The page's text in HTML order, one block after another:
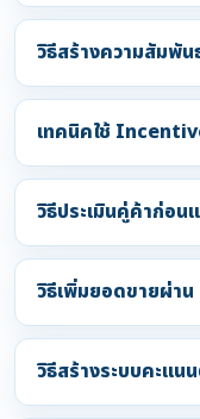
วิธีสร้างความสัมพั
เทคนิคใช้
วิธีประเมินคู่ค้าก่อ
วิธีเพิ่มยอดขายผ่า
วิธีสร้างระบบคะแน